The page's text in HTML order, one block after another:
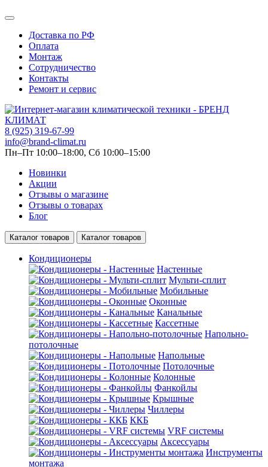
Доставка по РФ
Оплата
Монтаж
Сотрудничество
Контакты
Ремонт и сервис
8 (925) 319-67-99
info@brand-climat.ru
Пн–Пт 10:00–18:00, Сб 10:00–15:00
Новинки
Акции
Отзывы о магазине
Отзывы о товарах
Блог
Каталог товаров Каталог товаров
Кондиционеры
Настенные
Мульти-сплит
Мобильные
Оконные
Канальные
Кассетные
Напольно-
потолочные
Напольные
Потолочные
Колонные
Фанкойлы
Крышные
Чиллеры
ККБ
VRF системы
Аксессуары
Инструменты
монтажа